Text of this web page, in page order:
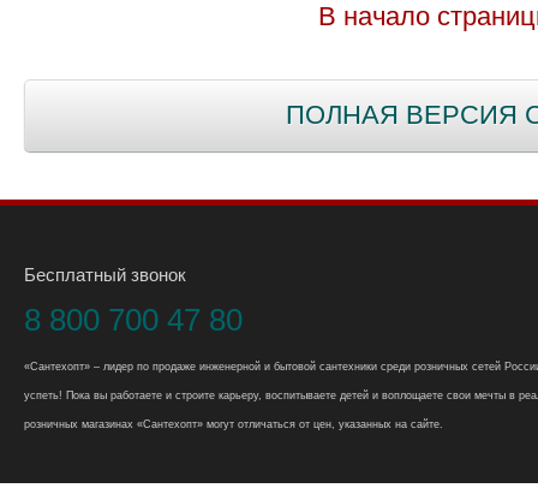
В начало
ПОЛНАЯ ВЕРСИЯ
Бесплатный звонок
8 800 700 47 80
«Сантехопт» – лидер по продаже инженерной и бытовой сантехники среди розничных сетей
успеть! Пока вы работаете и строите карьеру, воспитываете детей и воплощаете свои мечты в
розничных магазинах «Сантехопт» могут отличаться от цен, указанных на сайте.